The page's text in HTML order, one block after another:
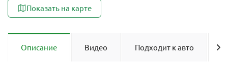
Показать на карте
Описание Видео Подходит к авто